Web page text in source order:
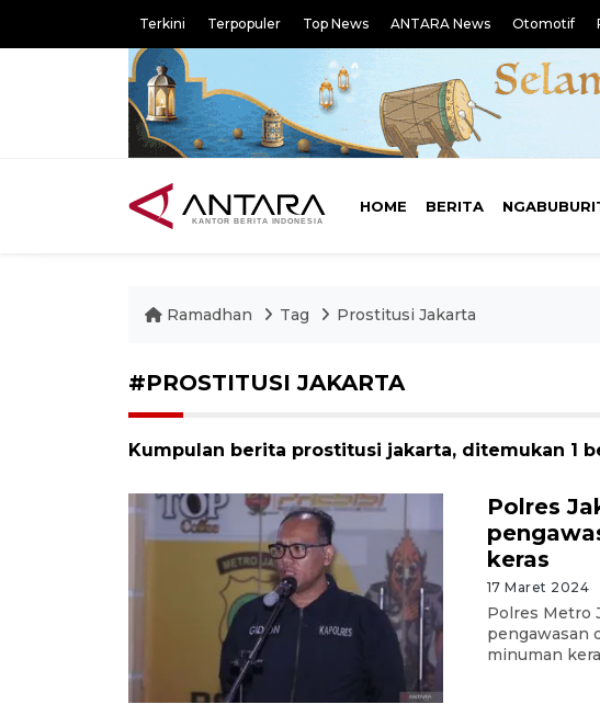
Terkini Terpopuler Top News ANTARA News Otomotif
HOME BERITA
Ramadhan Tag Prostitusi Jakarta
#PROSTITUSI JAKARTA
Kumpulan berita prostitusi jakarta, ditemukan 1
Polres
keras
17 Maret 2024
Polres Metro
pengawasan
minuman